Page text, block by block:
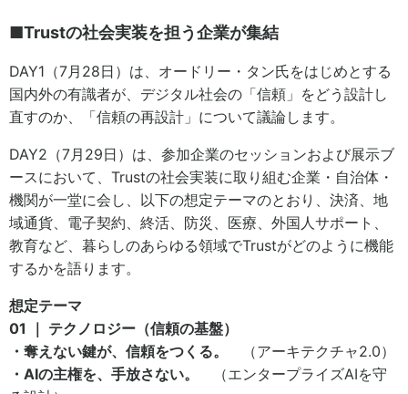
■Trustの社会実装を担う企業が集結
DAY1（7月28日）は、オードリー・タン氏をはじめとする
国内外の有識者が、デジタル社会の「信頼」をどう設計し
直すのか、「信頼の再設計」について議論します。
DAY2（7月29日）は、参加企業のセッションおよび展示ブ
ースにおいて、Trustの社会実装に取り組む企業・自治体・
機関が一堂に会し、以下の想定テーマのとおり、決済、地
域通貨、電子契約、終活、防災、医療、外国人サポート、
教育など、暮らしのあらゆる領域でTrustがどのように機能
するかを語ります。
想定テーマ
01 ｜ テクノロジー（信頼の基盤）
・奪えない鍵が、信頼をつくる。
（アーキテクチャ2.0）
・AIの主権を、手放さない。
（エンタープライズAIを守